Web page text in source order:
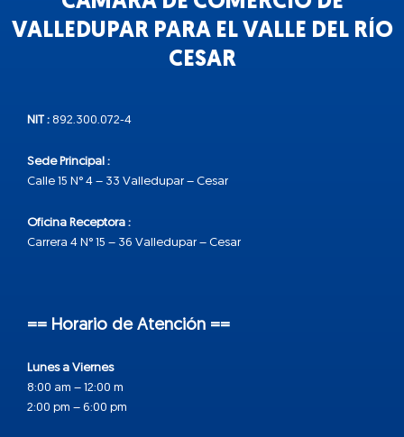
VALLEDUPAR PARA EL VALLE DEL RÍO
CESAR
NIT : 892.300.072-4
Sede Principal :
Calle 15 N° 4 – 33 Valledupar – Cesar
Oficina Receptora :
Carrera 4 N° 15 – 36 Valledupar – Cesar
== Horario de Atención ==
Lunes a Viernes
8:00 am – 12:00 m
2:00 pm – 6:00 pm